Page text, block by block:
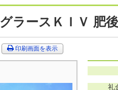
グラースＫＩＶ 肥
印刷画面を表示
礼